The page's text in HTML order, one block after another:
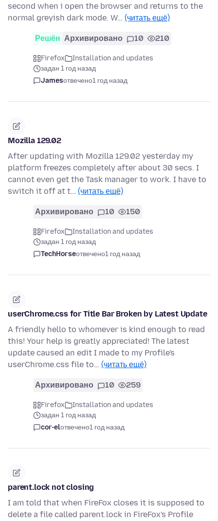
second when i open the browser and returns to the
normal greyish dark mode. W… (читать ещё)
Решён Архивировано 10 210
Firefox
Installation and updates
задан 1 год назад
Jamesотвечено1 год назад
Mozilla 129.02
After updating with Mozilla 129.02 yesterday my
platform freezes completely after about 30 secs. I
cannot even get the Task manager to work. I have to
switch it off at t… (читать ещё)
Архивировано 10 150
Firefox
Installation and updates
задан 1 год назад
TechHorseотвечено1 год назад
userChrome.css for Title Bar Broken by Latest Update
A friendly hello to whomever is kind enough to read
this! Your help is greatly appreciated! The latest
update caused an edit I made to my Profile's
userChrome.css file to… (читать ещё)
Архивировано 10 259
Firefox
Installation and updates
задан 1 год назад
cor-elотвечено1 год назад
parent.lock not closing
I am told that when FireFox closes it is supposed to
delete a file called parent.lock in FireFox's Profile